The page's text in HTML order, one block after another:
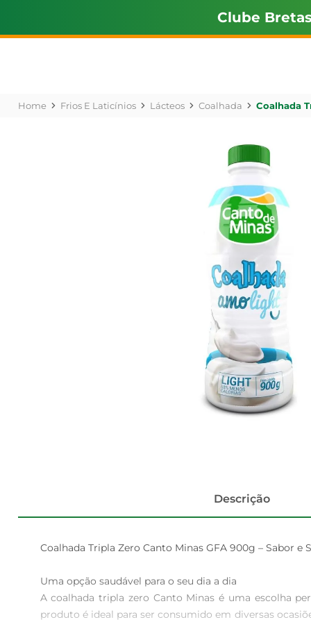
Clube Bretas
Frios E Laticínios Lácteos Coalhada Coalhada
Descrição
Coalhada Tripla Zero Canto Minas GFA 900g – Sabor e
Uma opção saudável para o seu dia a dia
A coalhada tripla zero Canto Minas é uma escolha
produto é ideal para ser consumido em diversas